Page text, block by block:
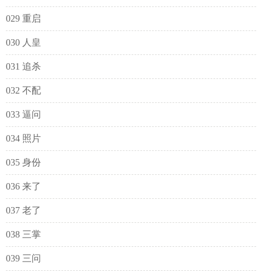
029 重启
030 人皇
031 追杀
032 不配
033 逼问
034 照片
035 身份
036 来了
037 老了
038 三掌
039 三问